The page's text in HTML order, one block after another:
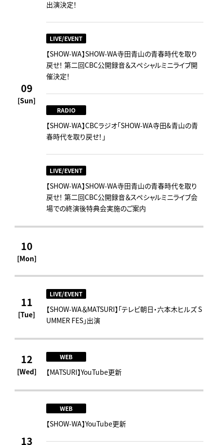
09
[Sun]
出演決定！
LIVE/EVENT
【SHOW-WA】SHOW-WA寺田青山の青春時代を取り
戻せ！ 第二回CBC公開録音＆スペシャルミニライブ開
催決定！
RADIO
【SHOW-WA】CBCラジオ｢SHOW-WA寺田&青山の青
春時代を取り戻せ！｣
LIVE/EVENT
【SHOW-WA】SHOW-WA寺田青山の青春時代を取り
戻せ！ 第二回CBC公開録音＆スペシャルミニライブ会
場での終演後特典会実施のご案内
10
[Mon]
11
[Tue]
LIVE/EVENT
【SHOW-WA＆MATSURI】「テレビ朝日・六本木ヒルズ S
UMMER FES」出演
12
[Wed]
WEB
【MATSURI】YouTube更新
13
WEB
【SHOW-WA】YouTube更新